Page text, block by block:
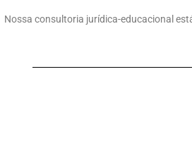
Nossa consultoria jurídica-educacional